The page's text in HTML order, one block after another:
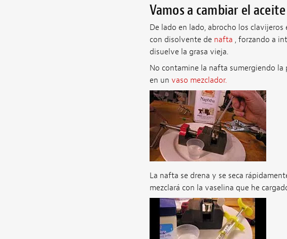
Vamos a cambiar el
De lado en lado, abrocho los
con disolvente de nafta , forzando a
disuelve la grasa vieja.
No contamine la nafta sumergiendo
en un vaso mezclador.
La nafta se drena y se seca
mezclará con la vaselina que he